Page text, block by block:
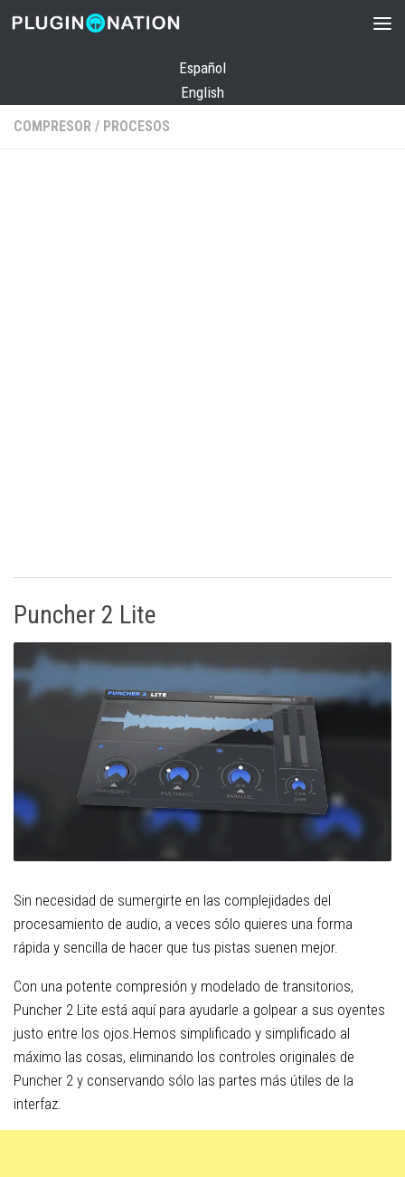
Saltar al contenido
Español
English
COMPRESOR / PROCESOS
Puncher 2 Lite
Sin necesidad de sumergirte en las complejidades del
procesamiento de audio, a veces sólo quieres una forma
rápida y sencilla de hacer que tus pistas suenen mejor.
Con una potente compresión y modelado de transitorios,
Puncher 2 Lite está aquí para ayudarle a golpear a sus oyentes
justo entre los ojos.Hemos simplificado y simplificado al
máximo las cosas, eliminando los controles originales de
Puncher 2 y conservando sólo las partes más útiles de la
interfaz.